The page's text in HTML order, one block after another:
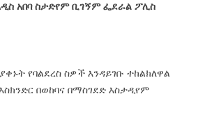
አበባ ስታድየም ቢገኝም ፌደራል ፖሊስ
የባልደረስ ስዎች እንዳይገቡ ተከልክለዋል
በወከባና በማስገደድ እስታዲየም